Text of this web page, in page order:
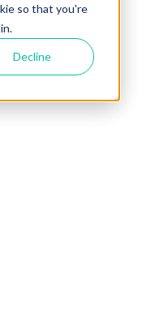
so that you're
Decline